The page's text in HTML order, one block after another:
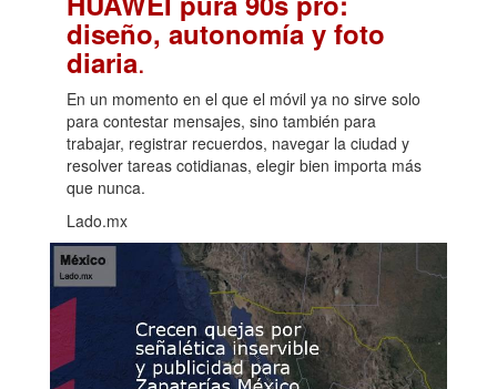
diseño, autonomía y foto
diaria.
En un momento en el que el móvil ya no sirve solo
para contestar mensajes, sino también para
trabajar, registrar recuerdos, navegar la ciudad y
resolver tareas cotidianas, elegir bien importa más
que nunca.
Lado.mx